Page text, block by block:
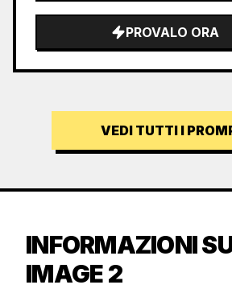
PROVALO ORA
VEDI TUTTI I
INFORMAZIONI
IMAGE 2